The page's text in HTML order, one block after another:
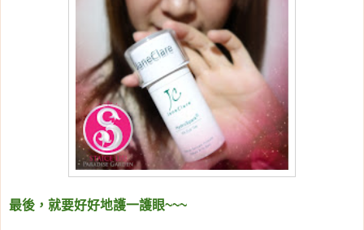
最後，就要好好地護一護眼~~~